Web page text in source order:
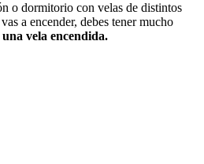
o dormitorio con velas de distintos
a encender, debes tener mucho
vela encendida.